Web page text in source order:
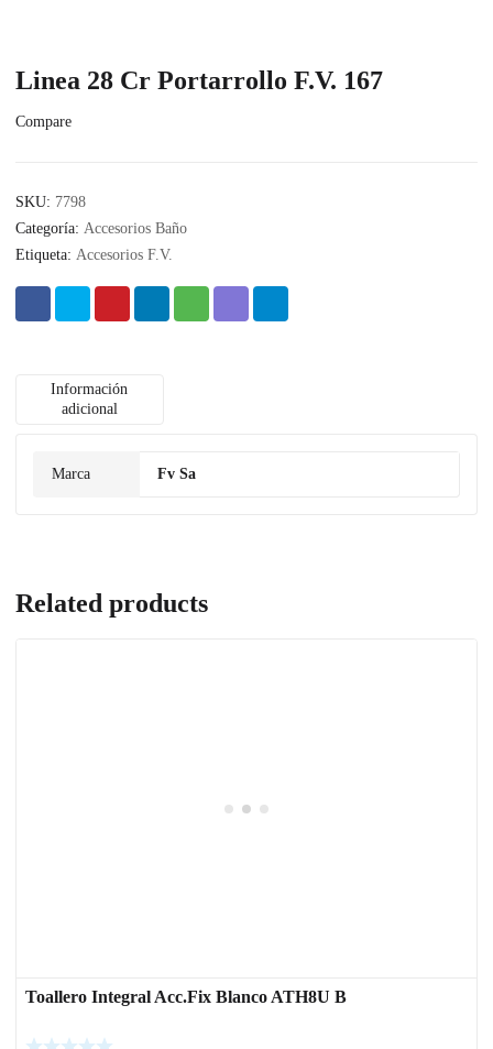
Linea 28 Cr Portarrollo F.V. 167
Compare
SKU: 7798
Categoría: Accesorios Baño
Etiqueta: Accesorios F.V.
Información
adicional
Marca Fv Sa
Related products
Toallero Integral Acc.Fix Blanco ATH8U B